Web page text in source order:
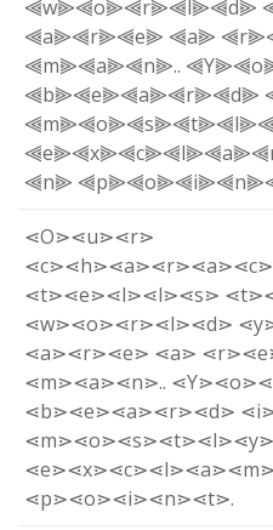
⫷w⫸⫷o⫸⫷r⫸⫷l⫸⫷d⫸
⫷a⫸⫷r⫸⫷e⫸ ⫷a⫸ ⫷r⫸
⫷m⫸⫷a⫸⫷n⫸.. ⫷Y⫸
⫷b⫸⫷e⫸⫷a⫸⫷r⫸⫷d⫸
⫷m⫸⫷o⫸⫷s⫸⫷t⫸⫷l⫸
⫷e⫸⫷x⫸⫷c⫸⫷l⫸⫷a⫸
⫷n⫸ ⫷p⫸⫷o⫸⫷i⫸⫷n⫸
⋖O⋗⋖u⋗⋖r⋗
⋖c⋗⋖h⋗⋖a⋗⋖r⋗⋖a⋗⋖c⋗
⋖t⋗⋖e⋗⋖l⋗⋖l⋗⋖s⋗ ⋖t⋗
⋖w⋗⋖o⋗⋖r⋗⋖l⋗⋖d⋗
⋖a⋗⋖r⋗⋖e⋗ ⋖a⋗ ⋖r⋗
⋖m⋗⋖a⋗⋖n⋗.. ⋖Y⋗⋖o⋗
⋖b⋗⋖e⋗⋖a⋗⋖r⋗⋖d⋗
⋖m⋗⋖o⋗⋖s⋗⋖t⋗⋖l⋗⋖y⋗
⋖e⋗⋖x⋗⋖c⋗⋖l⋗⋖a⋗⋖m⋗
⋖p⋗⋖o⋗⋖i⋗⋖n⋗⋖t⋗.